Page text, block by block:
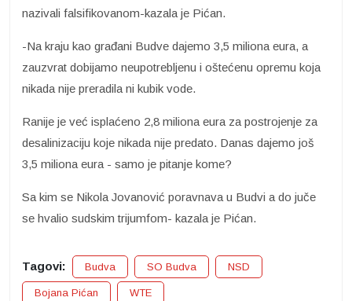
nazivali falsifikovanom-kazala je Pićan.
-Na kraju kao građani Budve dajemo 3,5 miliona eura, a
zauzvrat dobijamo neupotrebljenu i oštećenu opremu koja
nikada nije preradila ni kubik vode.
Ranije je već isplaćeno 2,8 miliona eura za postrojenje za
desalinizaciju koje nikada nije predato. Danas dajemo još
3,5 miliona eura - samo je pitanje kome?
Sa kim se Nikola Jovanović poravnava u Budvi a do juče
se hvalio sudskim trijumfom- kazala je Pićan.
Tagovi: Budva SO Budva NSD
Bojana Pićan WTE